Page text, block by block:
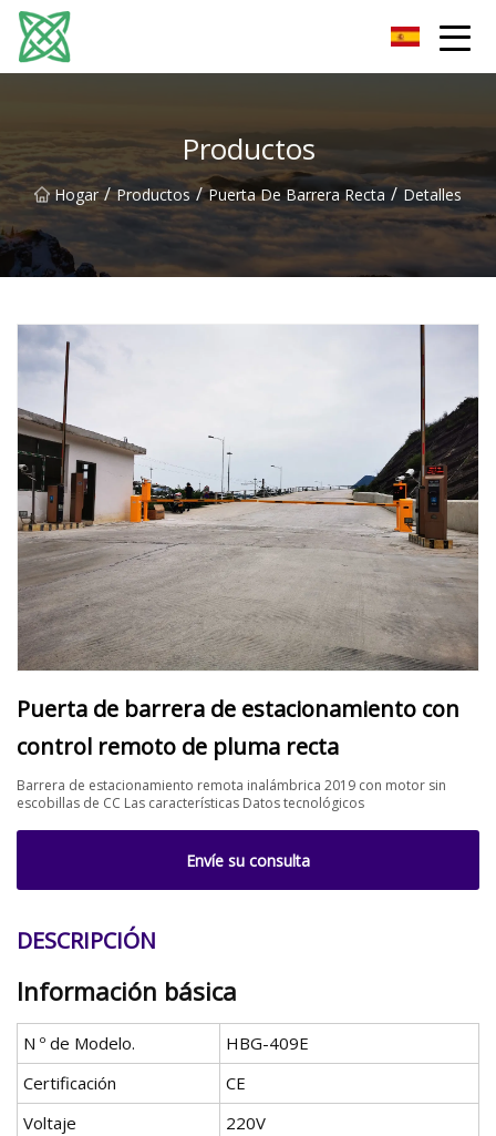
Productos
Hogar / Productos / Puerta De Barrera Recta / Detalles
Puerta de barrera de estacionamiento con
control remoto de pluma recta
Barrera de estacionamiento remota inalámbrica 2019 con motor sin
escobillas de CC Las características Datos tecnológicos
Envíe su consulta
DESCRIPCIÓN
Información básica
N º de Modelo.
HBG-409E
Certificación
CE
Voltaje
220V